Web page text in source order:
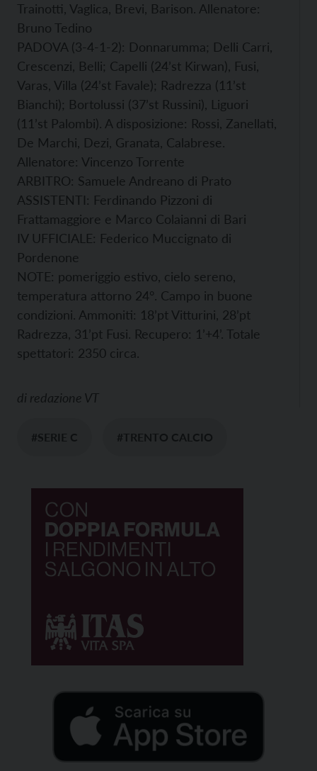
Trainotti, Vaglica, Brevi, Barison. Allenatore:
Bruno Tedino
PADOVA (3-4-1-2): Donnarumma; Delli Carri,
Crescenzi, Belli; Capelli (24’st Kirwan), Fusi,
Varas, Villa (24’st Favale); Radrezza (11’st
Bianchi); Bortolussi (37’st Russini), Liguori
(11’st Palombi). A disposizione: Rossi, Zanellati,
De Marchi, Dezi, Granata, Calabrese.
Allenatore: Vincenzo Torrente
ARBITRO: Samuele Andreano di Prato
ASSISTENTI: Ferdinando Pizzoni di
Frattamaggiore e Marco Colaianni di Bari
IV UFFICIALE: Federico Muccignato di
Pordenone
NOTE: pomeriggio estivo, cielo sereno,
temperatura attorno 24°. Campo in buone
condizioni. Ammoniti: 18’pt Vitturini, 28’pt
Radrezza, 31’pt Fusi. Recupero: 1’+4’. Totale
spettatori: 2350 circa.
di redazione VT
#SERIE C #TRENTO CALCIO